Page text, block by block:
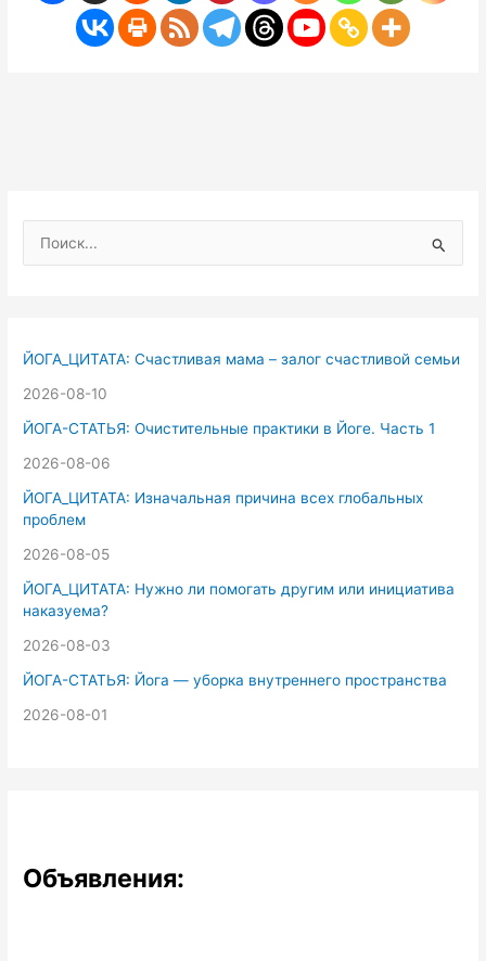
о
к
ЙОГА_ЦИТАТА: Счастливая мама – залог счастливой семьи
2026-08-10
ЙОГА-СТАТЬЯ: Очистительные практики в Йоге. Часть 1
2026-08-06
ЙОГА_ЦИТАТА: Изначальная причина всех глобальных
проблем
2026-08-05
ЙОГА_ЦИТАТА: Нужно ли помогать другим или инициатива
наказуема?
2026-08-03
ЙОГА-СТАТЬЯ: Йога — уборка внутреннего пространства
2026-08-01
Объявления: